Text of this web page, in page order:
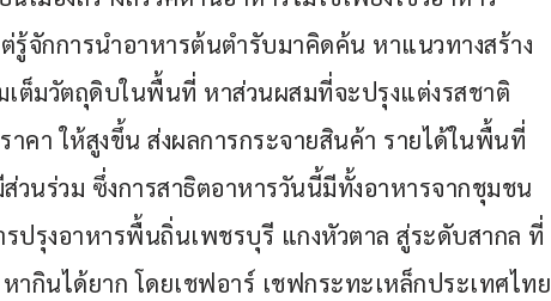
รู้จักการนำอาหารต้นตำรับมาคิดค้น หาแนวทางสร้าง
ต็มวัตถุดิบในพื้นที่ หาส่วนผสมที่จะปรุงแต่งรสชาติ
คา ให้สูงขึ้น ส่งผลการกระจายสินค้า รายได้ในพื้นที่
วนร่วม ซึ่งการสาธิตอาหารวันนี้มีทั้งอาหารจากชุมชน
รปรุงอาหารพื้นถิ่นเพชรบุรี แกงหัวตาล สู่ระดับสากล ที่
ากินได้ยาก โดยเชฟอาร์ เชฟกระทะเหล็กประเทศไทย